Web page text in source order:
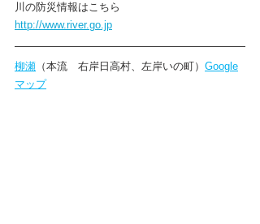
川の防災情報はこちら
http://www.river.go.jp
柳瀬 （本流　右岸日高村、左岸いの町） Google
マップ